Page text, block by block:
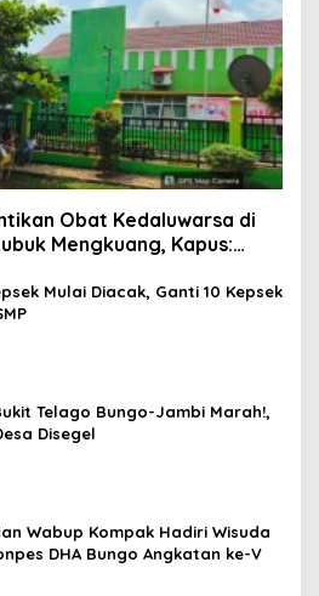
Obat Kedaluwarsa di
Mengkuang, Kapus:
Mulai Diacak, Ganti 10 Kepsek
Telago Bungo-Jambi Marah!,
Kantor Desa Disegel
Wabup Kompak Hadiri Wisuda
DHA Bungo Angkatan ke-V